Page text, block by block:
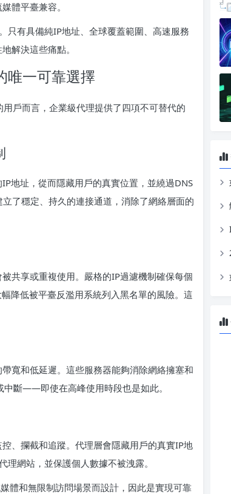
體平臺兼容。
有具備純IP地址、全球覆蓋範圍、高速服務
解決這些痛點。
唯一可靠選擇
戶而言，企業級代理提供了四項不可替代的
地址，從而隱藏用戶的真實位置，並繞過DNS
了穩定、持久的連接通道，消除了網絡層面的
共享或重複使用。嚴格的IP過濾機制確保每個
降低被平臺反濫用系統列入黑名單的風險。這
寬和低延遲。這些服務器能夠消除網絡擁塞和
斷——即使在高峰使用時段也是如此。
、攔截和追蹤。代理層會隱藏用戶的真實IP地
網站，並保護個人數據不被洩露。
體和無限制訪問場景而設計，因此是實現可靠